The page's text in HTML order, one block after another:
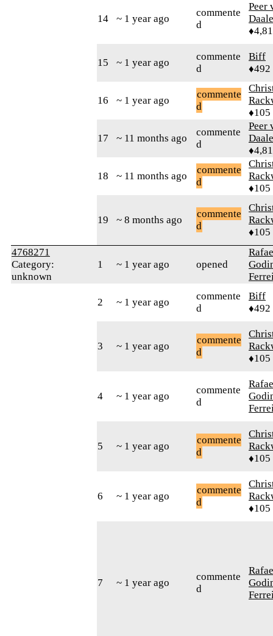
14 ~ 1 year ago
commente
d
Peer
15 ~ 1 year ago
commente
d
Biff
♦492
16 ~ 1 year ago
commente
d
♦105
17 ~ 11 months ago
commente
d
Peer
18 ~ 11 months ago
commente
d
♦105
19 ~ 8 months ago
commente
d
♦105
4768271
Category:
unknown
1 ~ 1 year ago opened
2 ~ 1 year ago
commente
d
Biff
♦492
3 ~ 1 year ago
commente
d
♦105
4 ~ 1 year ago
commente
d
5 ~ 1 year ago
commente
d
♦105
6 ~ 1 year ago
commente
d
♦105
7 ~ 1 year ago
commente
d